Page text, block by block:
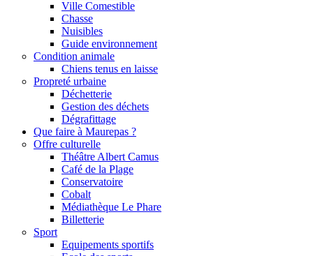
Ville Comestible
Chasse
Nuisibles
Guide environnement
Condition animale
Chiens tenus en laisse
Propreté urbaine
Déchetterie
Gestion des déchets
Dégrafittage
Que faire à Maurepas ?
Offre culturelle
Théâtre Albert Camus
Café de la Plage
Conservatoire
Cobalt
Médiathèque Le Phare
Billetterie
Sport
Equipements sportifs